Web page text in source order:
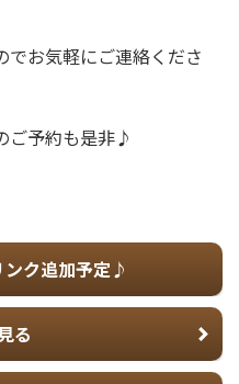
でお気軽にご連絡くださ
ご予約も是非♪
ンク追加予定♪
る